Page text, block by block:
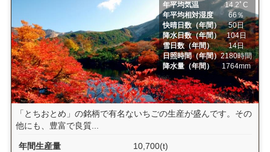
年平均気温
14.2ﾟC
年平均相対湿度
66％
快晴日数（年間）
50日
降水日数（年間）
104日
雪日数（年間）
14日
日照時間（年間）2180時間
降水量（年間）
1764mm
「とちおとめ」の銘柄で有名ないちごの生産が盛んです。その
他にも、豊富で良質...
年間生産量
10,700(t)